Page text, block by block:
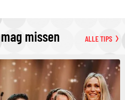
missen ALLE TIPS